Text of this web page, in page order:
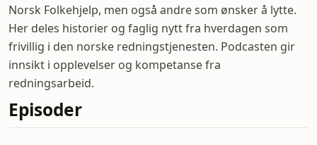
Norsk Folkehjelp, men også andre som ønsker å lytte.
Her deles historier og faglig nytt fra hverdagen som
frivillig i den norske redningstjenesten. Podcasten gir
innsikt i opplevelser og kompetanse fra
redningsarbeid.
Episoder